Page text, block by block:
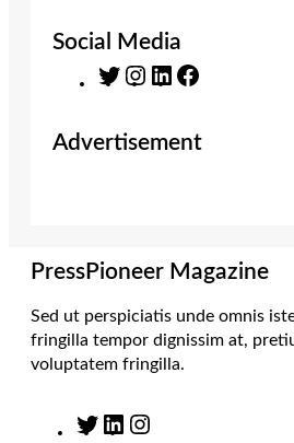
Social Media
T
t
t
m
L
k
e
Advertisement
PressPioneer Magazine
Sed ut perspiciatis unde omnis
fringilla tempor dignissim at,
voluptatem fringilla.
T
L